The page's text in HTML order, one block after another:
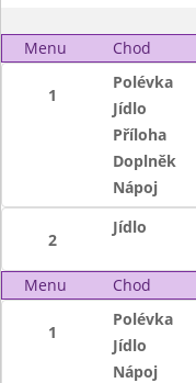
Menu Chod
1
Polévka
Jídlo
Příloha
Doplněk
Nápoj
2
Jídlo
Menu Chod
1
Polévka
Jídlo
Nápoj